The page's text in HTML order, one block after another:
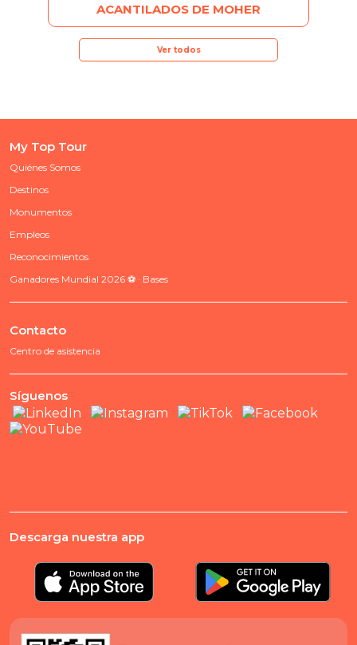
ACANTILADOS DE MOHER
Ver todos
My Top Tour
Quiénes Somos
Destinos
Monumentos
Empleos
Reconocimientos
Ganadores Mundial 2026 ⚽ · Bases
Contacto
Centro de asistencia
Síguenos
Descarga nuestra app